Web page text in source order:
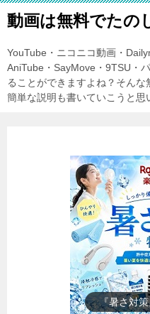
動画は無料でたの
YouTube・ニコニコ動画・
AniTube・SayMove・9TSU・
ることができますよね？そんな
簡単な説明も書いていこうと思
『楽天市場